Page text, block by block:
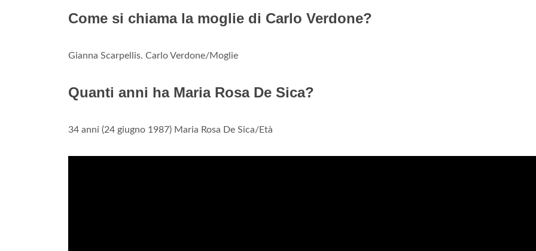
Come si chiama la moglie di Carlo Verdone?
Gianna Scarpellis. Carlo Verdone/Moglie
Quanti anni ha Maria Rosa De Sica?
34 anni (24 giugno 1987) Maria Rosa De Sica/Età